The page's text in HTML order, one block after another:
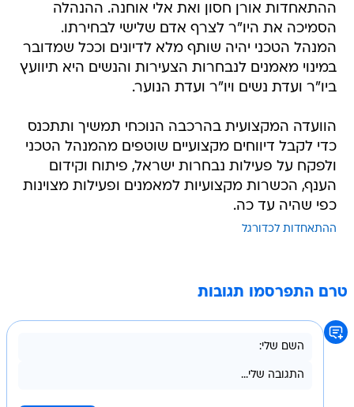
ההתאחדות אורן חסון ואת אלי אוחנה. ההנהלה
הסמיכה את היו"ר לצרף אדם שלישי לבחירתו.
המנהל הטכני יהיה שותף מלא לדיונים וככל שמדובר
במינוי מאמנים לנבחרות הצעירות והנשים היא תיוועץ
ביו"ר ועדת נשים ויו"ר ועדת הנוער.
הוועדה המקצועית בהרכבה הנוכחי תמשיך ותתכנס
כדי לקבל דיווחים מקצועיים שוטפים מהמנהל הטכני
ולפקח על פעילות נבחרות ישראל, פיתוח וקידום
הענף, הכשרות מקצועיות למאמנים ופעילות מצוינות
כפי שהיה עד כה.
ההתאחדות לכדורגל
טרם התפרסמו תגובות